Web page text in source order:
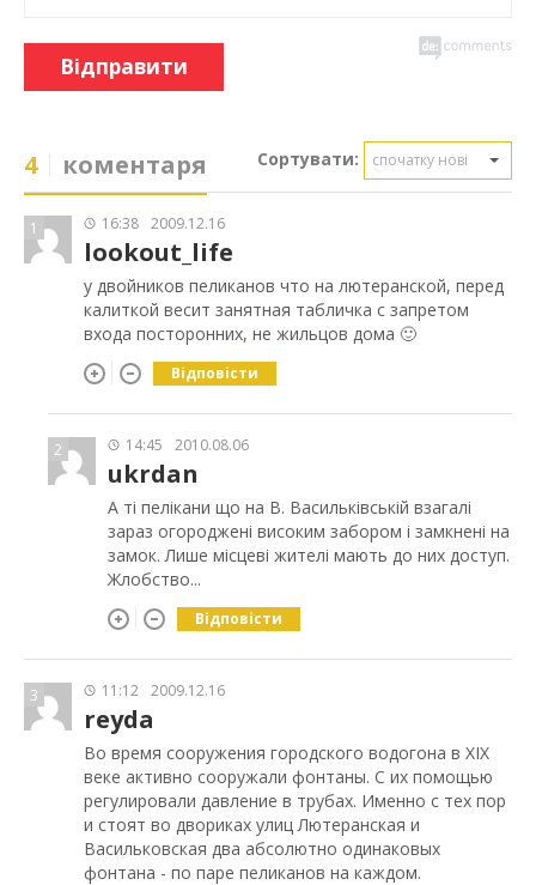
Відправити
4 коментаря Сортувати: спочатку нові
1 16:38 2009.12.16
lookout_life
у двойников пеликанов что на лютеранской, перед
калиткой весит занятная табличка с запретом
входа посторонних, не жильцов дома 🙂
Відповісти
2 14:45 2010.08.06
ukrdan
А ті пелікани що на В. Васильківській взагалі
зараз огороджені високим забором і замкнені на
замок. Лише місцеві жителі мають до них доступ.
Жлобство...
Відповісти
3 11:12 2009.12.16
reyda
Во время сооружения городского водогона в ХІХ
веке активно сооружали фонтаны. С их помощью
регулировали давление в трубах. Именно с тех пор
и стоят во двориках улиц Лютеранская и
Васильковская два абсолютно одинаковых
фонтана - по паре пеликанов на каждом.